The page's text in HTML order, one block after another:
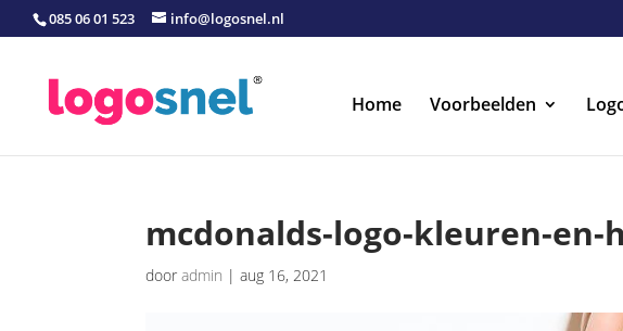
085 06 01 523 info@logosnel.nl
Home Voorbeelden
mcdonalds-logo-kleuren-en-
dooradmin |aug 16, 2021